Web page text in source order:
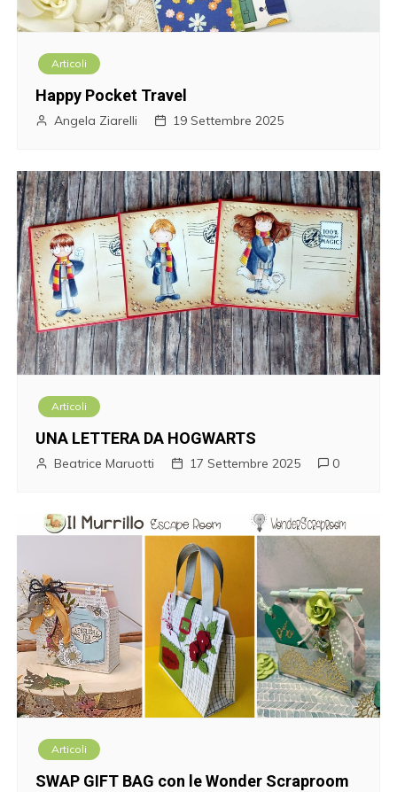
Articoli
Happy Pocket Travel
Angela Ziarelli 19 Settembre 2025
Articoli
UNA LETTERA DA HOGWARTS
Beatrice Maruotti 17 Settembre 2025 0
Articoli
SWAP GIFT BAG con le Wonder Scraproom